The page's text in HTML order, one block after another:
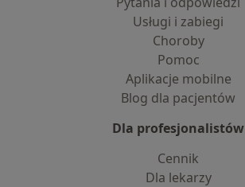
Usługi i zabiegi
Choroby
Pomoc
Aplikacje mobilne
Blog dla pacjentów
Dla profesjonalistów
Cennik
Dla lekarzy